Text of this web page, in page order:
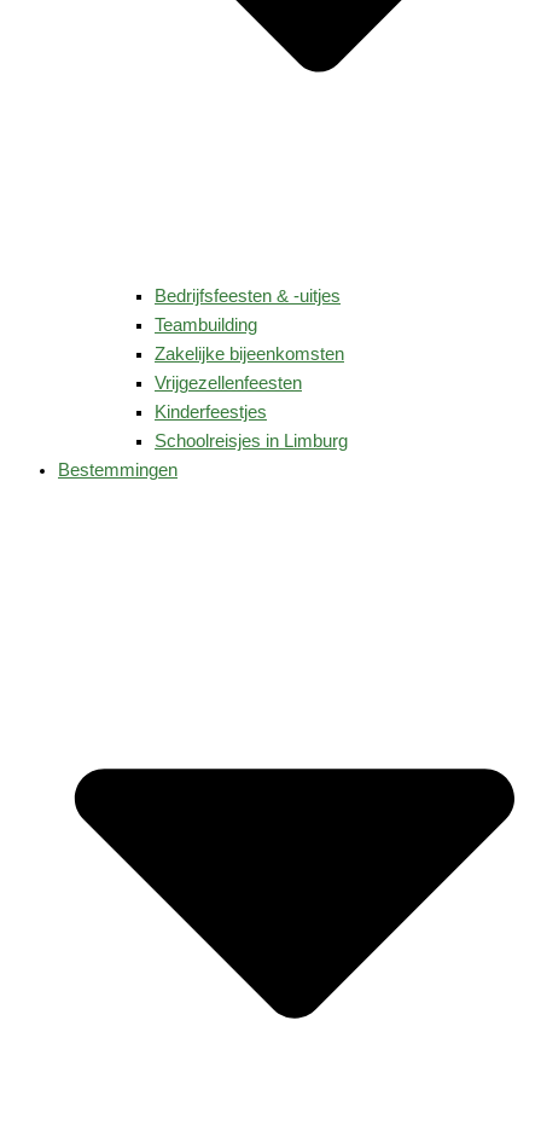
Bedrijfsfeesten & -uitjes
Teambuilding
Zakelijke bijeenkomsten
Vrijgezellenfeesten
Kinderfeestjes
Schoolreisjes in Limburg
Bestemmingen